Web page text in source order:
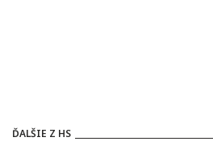
ĎALŠIE Z HS